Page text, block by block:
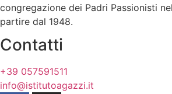
congregazione dei Padri Passionisti
partire dal 1948.
Contatti
+39 057591511
info@istitutoagazzi.it